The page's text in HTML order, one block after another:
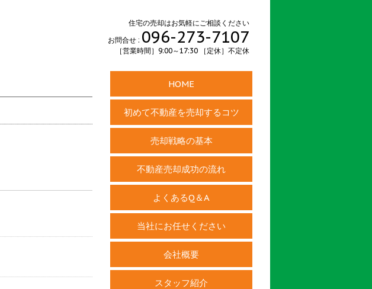
住宅の売却はお気軽にご相談ください
お問合せ : 096-273-7107
［営業時間］9:00～17:30 ［定休］不定休
HOME
初めて不動産を売却するコツ
売却戦略の基本
不動産売却成功の流れ
よくあるQ＆A
当社にお任せください
会社概要
スタッフ紹介